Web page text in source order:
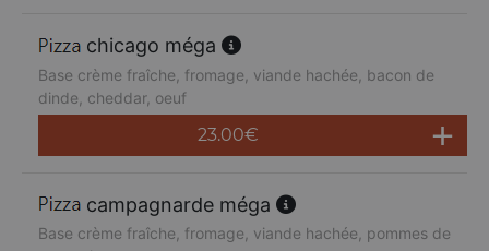
chicago méga
Base crème fraîche, fromage, viande hachée, bacon de
dinde, cheddar, oeuf
23.00€
campagnarde méga
Base crème fraîche, fromage, viande hachée, pommes de